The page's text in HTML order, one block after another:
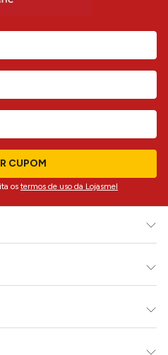
CUPOM
os termos de uso da Lojasmel